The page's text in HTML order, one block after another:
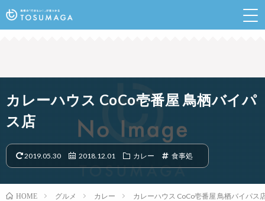
カレーハウス CoCo壱番屋 鳥栖バイパ
ス店
2019.05.30 2018.12.01 カレー 食事処
HOME グルメ カレー カレーハウス CoCo壱番屋 鳥栖バイパス